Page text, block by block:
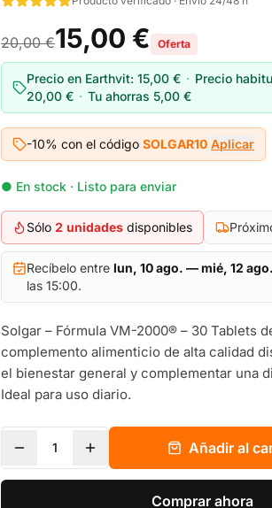
20,00 €15,00 € Oferta
Precio en Earthvit: 15,00 € · Precio
20,00 € · Tu ahorras 5,00 €
-10% con el código SOLGAR10 Aplicar
● En stock · Listo para enviar
Sólo 2 unidades disponibles
Recíbelo entre lun, 10 ago. — mié, 12 ago.
las 15:00.
Solgar – Fórmula VM-2000® – 30 Tablets
complemento alimenticio de alta calidad
el bienestar general y complementar una
Ideal para uso diario.
1 Añadir al
Comprar ahora